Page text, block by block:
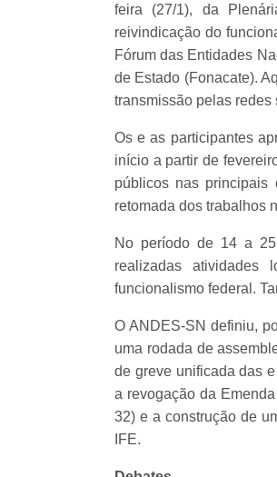
feira (27/1), da
reivindicação do
Fórum das Entidades
de Estado (Fonacate).
transmissão pelas
Os e as participantes
início a partir de
públicos nas
retomada dos trabalhos
No período de 14 a
realizadas atividades
funcionalismo federal.
O ANDES-SN definiu,
uma rodada de
de greve unificada das
a revogação da
32) e a construção de
IFE.